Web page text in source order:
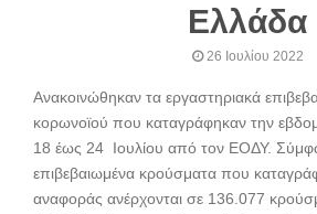
Ελλάδα
26 Ιουλίου 2022
Ανακοινώθηκαν τα εργαστηριακά
κορωνοϊού που καταγράφηκαν την
18 έως 24 Ιουλίου από τον ΕΟΔΥ.
επιβεβαιωμένα κρούσματα που
αναφοράς ανέρχονται σε 136.077